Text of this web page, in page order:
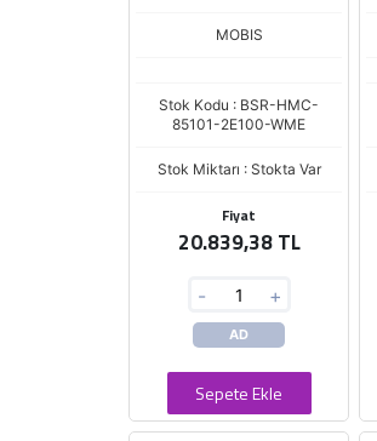
MOBIS
Stok Kodu : BSR-HMC-
85101-2E100-WME
Stok Miktarı : Stokta Var
Fiyat
20.839,38 TL
- +
AD
Sepete Ekle